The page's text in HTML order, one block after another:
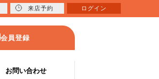
会員登録
お問い合わせ
来店予約 ログイン